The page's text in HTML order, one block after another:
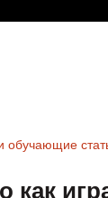
обучающие
как